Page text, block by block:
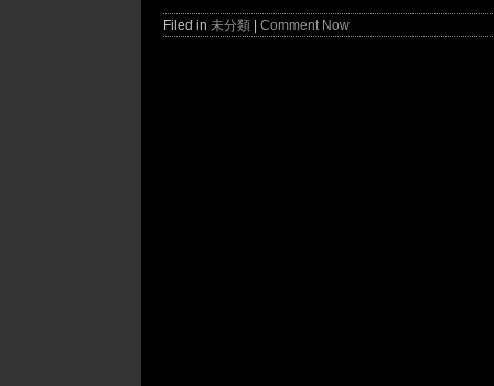
Filed in 未分類 Comment Now